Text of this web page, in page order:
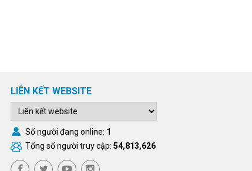
LIÊN KẾT WEBSITE
Số người đang online: 1
Tổng số người truy cập:54,813,626